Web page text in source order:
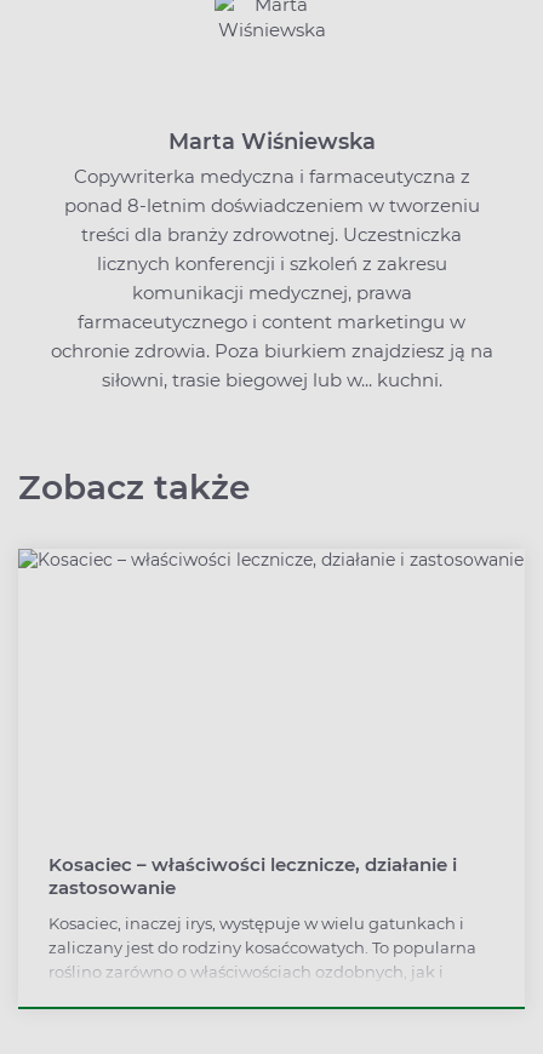
Marta Wiśniewska
Copywriterka medyczna i farmaceutyczna z
ponad 8-letnim doświadczeniem w tworzeniu
treści dla branży zdrowotnej. Uczestniczka
licznych konferencji i szkoleń z zakresu
komunikacji medycznej, prawa
farmaceutycznego i content marketingu w
ochronie zdrowia. Poza biurkiem znajdziesz ją na
siłowni, trasie biegowej lub w... kuchni.
Zobacz także
Kosaciec – właściwości lecznicze, działanie i
zastosowanie
Kosaciec, inaczej irys, występuje w wielu gatunkach i
zaliczany jest do rodziny kosaćcowatych. To popularna
roślino zarówno o właściwościach ozdobnych, jak i